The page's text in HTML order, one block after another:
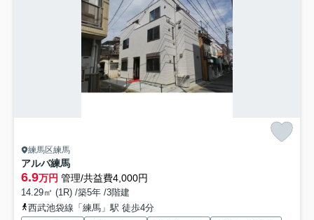
練馬区練馬
アルバ練馬
6.9万円 管理/共益費4,000円
14.29㎡ (1R) /築5年 /3階建
西武池袋線「練馬」駅 徒歩4分